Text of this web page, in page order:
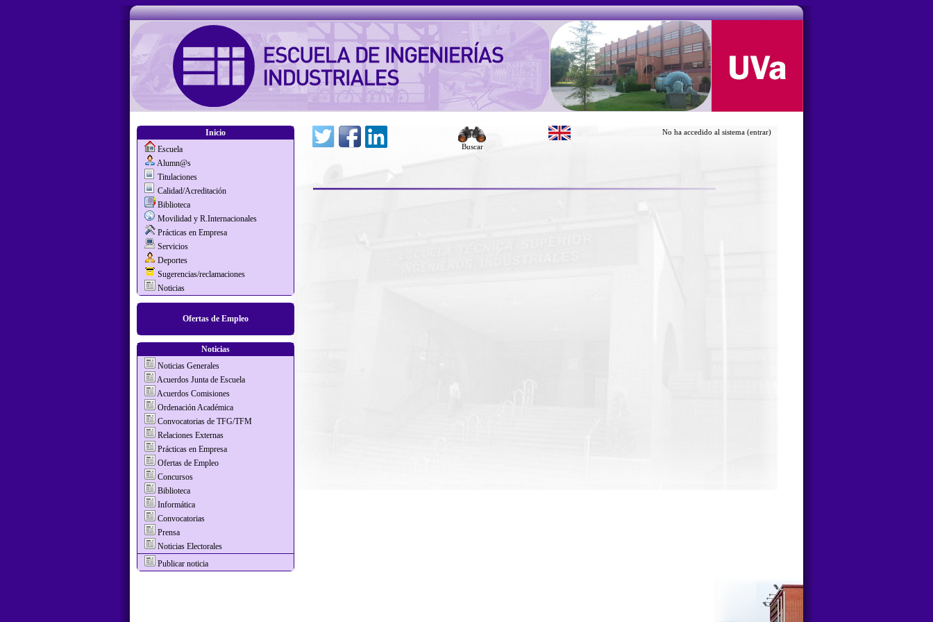
Inicio
Escuela
Alumn@s
Titulaciones
Calidad/Acreditación
Biblioteca
Movilidad y R.Internacionales
Prácticas en Empresa
Servicios
Deportes
Sugerencias/reclamaciones
Noticias
Ofertas de Empleo
Noticias
Noticias Generales
Acuerdos Junta de Escuela
Acuerdos Comisiones
Ordenación Académica
Convocatorias de TFG/TFM
Relaciones Externas
Prácticas en Empresa
Ofertas de Empleo
Concursos
Biblioteca
Informática
Convocatorias
Prensa
Noticias Electorales
Publicar noticia
Buscar
No ha accedido al sistema (entrar)